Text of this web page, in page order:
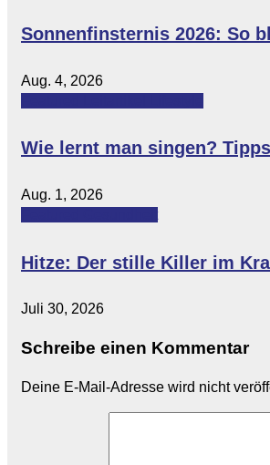
Sonnenfinsternis 2026: So
Aug. 4, 2026
Wie lernt man singen?
Aug. 1, 2026
Hitze: Der stille Killer im
Juli 30, 2026
Schreibe einen Kommentar
Deine E-Mail-Adresse wird nicht